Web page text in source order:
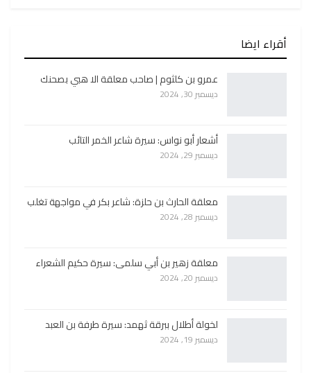
أقراء ايضا
عمرو بن كلثوم | صاحب معلقة الا هبي بصحنك
ديسمبر 30, 2024
أشعار أبو نواس: سيرة شاعر الخمر التائب
ديسمبر 29, 2024
معلقة الحارث بن حلزة: شاعر بكر في مواجهة تغلب
ديسمبر 28, 2024
معلقة زهير بن أبي سلمى: سيرة حكيم الشعراء
ديسمبر 20, 2024
لخولة أطلال ببرقة ثهمد: سيرة طرفة بن العبد
ديسمبر 19, 2024